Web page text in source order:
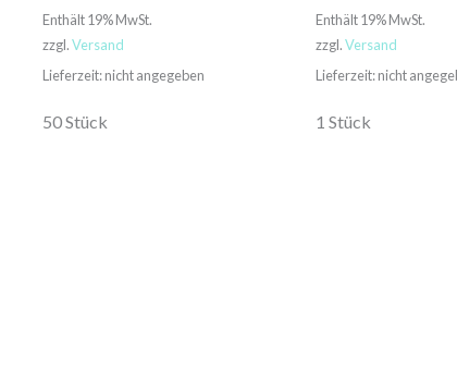
Enthält 19% MwSt.
zzgl.Versand
Lieferzeit: nicht angegeben
50 Stück
Enthält 19% MwSt.
zzgl.Versand
Lieferzeit: nicht
1 Stück